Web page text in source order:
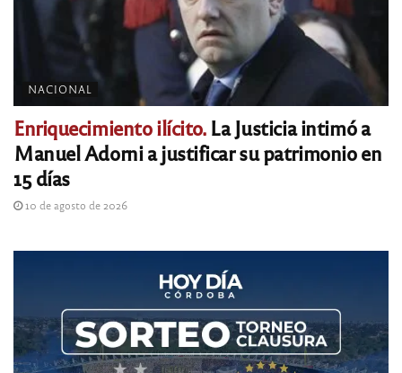
NACIONAL
Enriquecimiento ilícito.La Justicia intimó a
Manuel Adorni a justificar su patrimonio en
15 días
10 de agosto de 2026